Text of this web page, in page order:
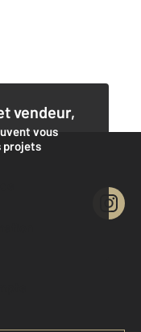
vendeur,
vous
projets